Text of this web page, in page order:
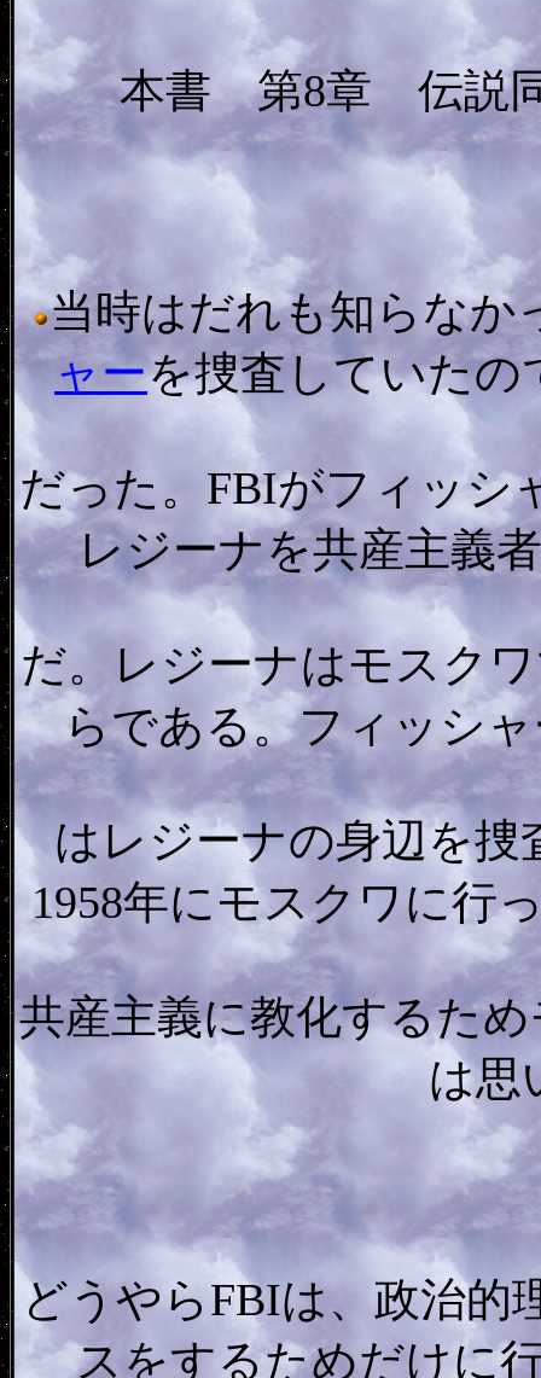
本書 第8章 伝説
当時はだれも知らなか
ャーを捜査していたの
だった。FBIがフィッシ
レジーナを共産主義
だ。レジーナはモスク
らである。フィッシ
はレジーナの身辺を
1958年にモスクワに行
共産主義に教化するた
は思
どうやらFBIは、政治的
スをするためだけに